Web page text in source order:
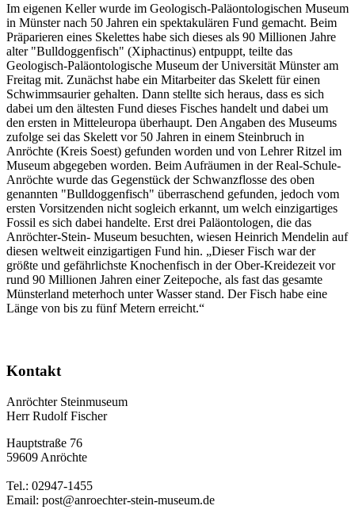
Im eigenen Keller wurde im Geologisch-Paläontologischen Museum
in Münster nach 50 Jahren ein spektakulären Fund gemacht. Beim
Präparieren eines Skelettes habe sich dieses als 90 Millionen Jahre
alter "Bulldoggenfisch" (Xiphactinus) entpuppt, teilte das
Geologisch-Paläontologische Museum der Universität Münster am
Freitag mit. Zunächst habe ein Mitarbeiter das Skelett für einen
Schwimmsaurier gehalten. Dann stellte sich heraus, dass es sich
dabei um den ältesten Fund dieses Fisches handelt und dabei um
den ersten in Mitteleuropa überhaupt. Den Angaben des Museums
zufolge sei das Skelett vor 50 Jahren in einem Steinbruch in
Anröchte (Kreis Soest) gefunden worden und von Lehrer Ritzel im
Museum abgegeben worden. Beim Aufräumen in der Real-Schule-
Anröchte wurde das Gegenstück der Schwanzflosse des oben
genannten "Bulldoggenfisch" überraschend gefunden, jedoch vom
ersten Vorsitzenden nicht sogleich erkannt, um welch einzigartiges
Fossil es sich dabei handelte. Erst drei Paläontologen, die das
Anröchter-Stein- Museum besuchten, wiesen Heinrich Mendelin auf
diesen weltweit einzigartigen Fund hin. „Dieser Fisch war der
größte und gefährlichste Knochenfisch in der Ober-Kreidezeit vor
rund 90 Millionen Jahren einer Zeitepoche, als fast das gesamte
Münsterland meterhoch unter Wasser stand. Der Fisch habe eine
Länge von bis zu fünf Metern erreicht.“
Kontakt
Anröchter Steinmuseum
Herr Rudolf Fischer
Hauptstraße 76
59609 Anröchte
Tel.: 02947-1455
Email: post@anroechter-stein-museum.de